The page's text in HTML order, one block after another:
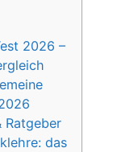
2026 –
Ratgeber
das